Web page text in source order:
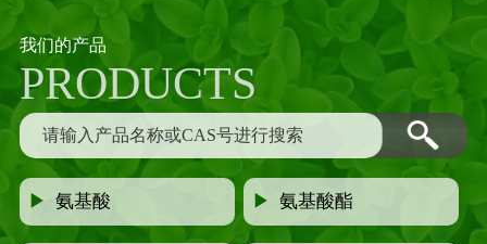
我们的产品
PRODUCTS
▶氨基酸 ▶氨基酸酯